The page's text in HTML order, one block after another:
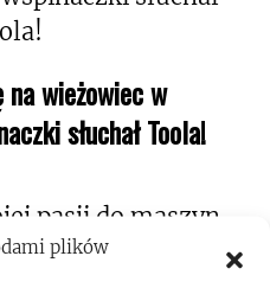
plików
na wieżowiec w
słuchał Toola!